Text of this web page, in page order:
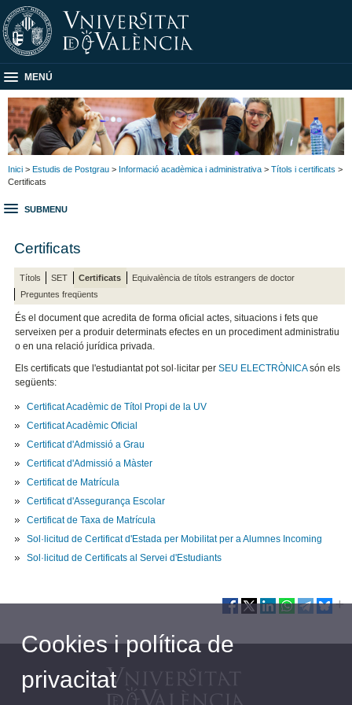
MENÚ
Inici > Estudis de Postgrau > Informació acadèmica i administrativa > Títols i certificats >
Certificats
SUBMENU
Certificats
Títols SET Certificats
Equivalència de títols estrangers de doctor
Preguntes freqüents
És el document que acredita de forma oficial actes, situacions i fets que
serveixen per a produir determinats efectes en un procediment administratiu
o en una relació jurídica privada.
Els certificats que l'estudiantat pot sol·licitar perSEU ELECTRÒNICAsón els
següents:
Certificat Acadèmic de Títol Propi de la UV
Certificat Acadèmic Oficial
Certificat d'Admissió a Grau
Certificat d'Admissió a Màster
Certificat de Matrícula
Certificat d'Assegurança Escolar
Certificat de Taxa de Matrícula
Sol·licitud de Certificat d'Estada per Mobilitat per a Alumnes Incoming
Sol·licitud de Certificats al Servei d'Estudiants
Cookies i política de
privacitat